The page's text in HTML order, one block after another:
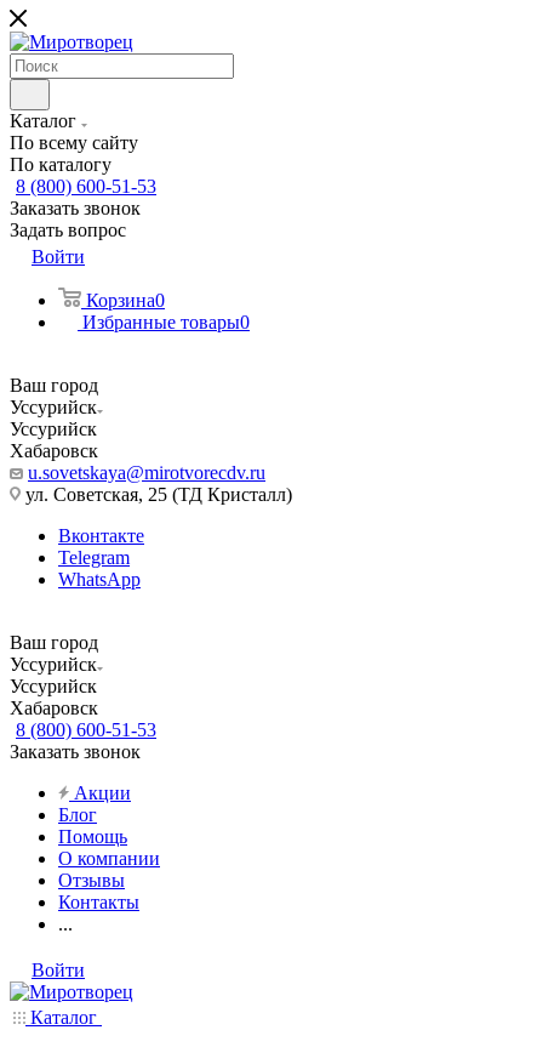
Каталог
По всему сайту
По каталогу
8 (800) 600-51-53
Заказать звонок
Задать вопрос
Войти
Корзина0
Избранные товары0
Ваш город
Уссурийск
Уссурийск
Хабаровск
u.sovetskaya@mirotvorecdv.ru
ул. Советская, 25 (ТД Кристалл)
Вконтакте
Telegram
WhatsApp
Ваш город
Уссурийск
Уссурийск
Хабаровск
8 (800) 600-51-53
Заказать звонок
Акции
Блог
Помощь
О компании
Отзывы
Контакты
...
Войти
Каталог